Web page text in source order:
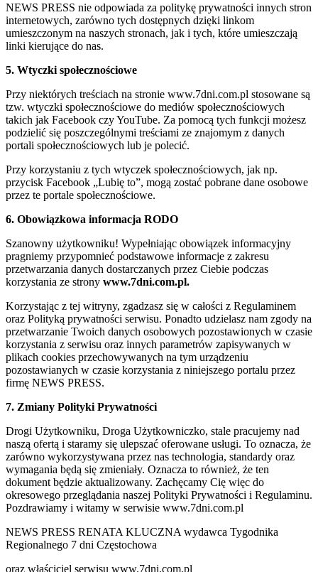
NEWS PRESS nie odpowiada za politykę prywatności innych stron
internetowych, zarówno tych dostępnych dzięki linkom
umieszczonym na naszych stronach, jak i tych, które umieszczają
linki kierujące do nas.
5. Wtyczki społecznościowe
Przy niektórych treściach na stronie www.7dni.com.pl stosowane są
tzw. wtyczki społecznościowe do mediów społecznościowych
takich jak Facebook czy YouTube. Za pomocą tych funkcji możesz
podzielić się poszczególnymi treściami ze znajomym z danych
portali społecznościowych lub je polecić.
Przy korzystaniu z tych wtyczek społecznościowych, jak np.
przycisk Facebook „Lubię to”, mogą zostać pobrane dane osobowe
przez te portale społecznościowe.
6. Obowiązkowa informacja RODO
Szanowny użytkowniku! Wypełniając obowiązek informacyjny
pragniemy przypomnieć podstawowe informacje z zakresu
przetwarzania danych dostarczanych przez Ciebie podczas
korzystania ze strony www.7dni.com.pl.
Korzystając z tej witryny, zgadzasz się w całości z Regulaminem
oraz Polityką prywatności serwisu. Ponadto udzielasz nam zgody na
przetwarzanie Twoich danych osobowych pozostawionych w czasie
korzystania z serwisu oraz innych parametrów zapisywanych w
plikach cookies przechowywanych na tym urządzeniu
pozostawianych w czasie korzystania z niniejszego portalu przez
firmę NEWS PRESS.
7. Zmiany Polityki Prywatności
Drogi Użytkowniku, Droga Użytkowniczko, stale pracujemy nad
naszą ofertą i staramy się ulepszać oferowane usługi. To oznacza, że
zarówno wykorzystywana przez nas technologia, standardy oraz
wymagania będą się zmieniały. Oznacza to również, że ten
dokument będzie aktualizowany. Zachęcamy Cię więc do
okresowego przeglądania naszej Polityki Prywatności i Regulaminu.
Pozdrawiamy i witamy w serwisie www.7dni.com.pl
NEWS PRESS RENATA KLUCZNA wydawca Tygodnika
Regionalnego 7 dni Częstochowa
oraz właściciel serwisu www.7dni.com.pl